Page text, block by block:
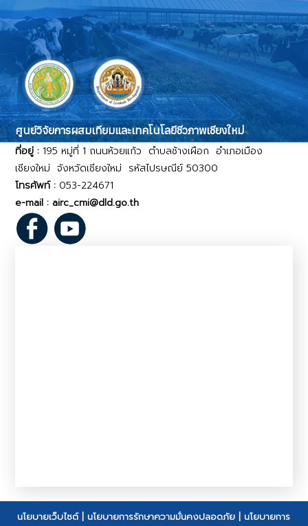
ศูนย์วิจัยการผสมเทียมและเทคโนโลยีชีวภาพเชียงใหม่
ที่อยู่ :195 หมู่ที่ 1 ถนนห้วยแก้ว ตำบลช้างเผือก อำเภอเมือง
เชียงใหม่ จังหวัดเชียงใหม่ รหัสไปรษณีย์ 50300
โทรศัพท์ : 053-224671
e-mail : airc_cmi@dld.go.th
นโยบายเว็บไซต์|นโยบายการรักษาความมั่นคงปลอดภัย |นโยบายการ